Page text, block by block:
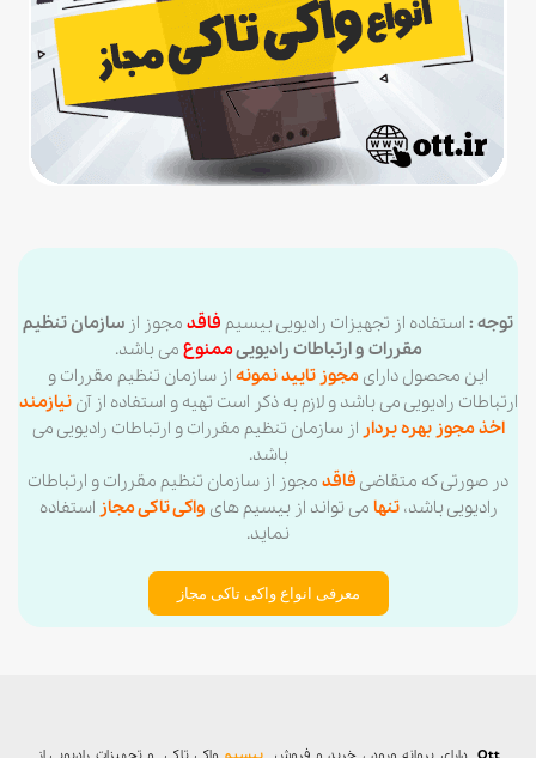
توجه : استفاده از تجهیزات رادیویی بیسیم فاقد مجوز از سازمان تنظیم
مقررات و ارتباطات رادیوییممنوع می باشد.
این محصول دارای مجوز تایید نمونه از سازمان تنظیم مقررات و
ارتباطات رادیویی می باشد و لازم به ذکر است تهیه و استفاده از آننیازمند
اخذ مجوز بهره بردار از سازمان تنظیم مقررات و ارتباطات رادیویی می
باشد.
در صورتی که متقاضی فاقد مجوز از سازمان تنظیم مقررات و ارتباطات
رادیویی باشد،تنها می تواند از بیسیم های واکی تاکی مجاز استفاده
نماید.
معرفی انواع واکی تاکی مجاز